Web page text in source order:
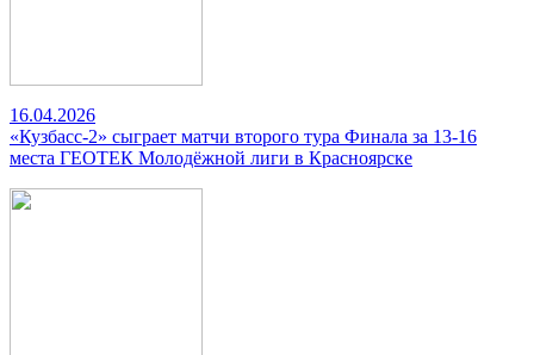
16.04.2026
«Кузбасс-2» сыграет матчи второго тура Финала за 13-16
места ГЕОТЕК Молодёжной лиги в Красноярске